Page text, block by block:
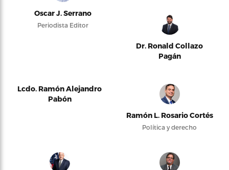
Oscar J. Serrano
Periodista Editor
Dr. Ronald Collazo
Pagán
Lcdo. Ramón Alejandro
Pabón
Ramón L. Rosario Cortés
Política y derecho